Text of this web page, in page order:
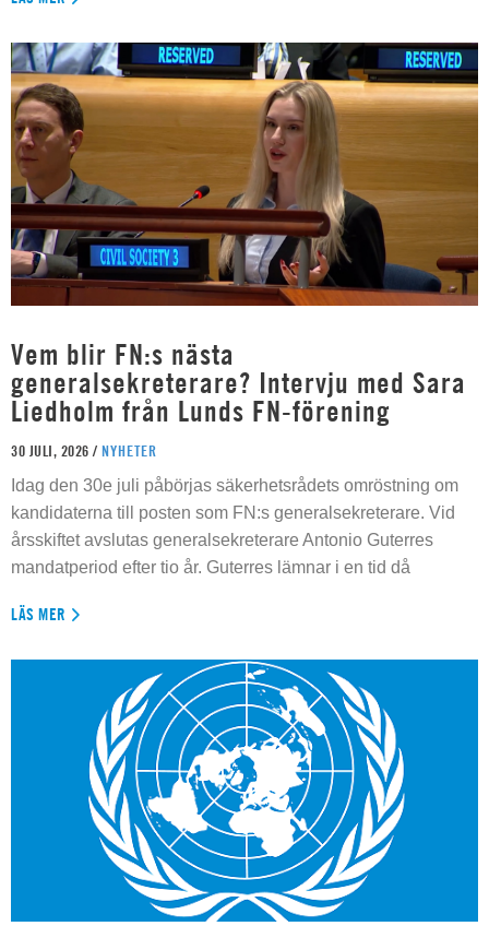
Vem blir FN:s nästa
generalsekreterare? Intervju med Sara
Liedholm från Lunds FN-förening
30 JULI, 2026 / NYHETER
Idag den 30e juli påbörjas säkerhetsrådets omröstning om
kandidaterna till posten som FN:s generalsekreterare. Vid
årsskiftet avslutas generalsekreterare Antonio Guterres
mandatperiod efter tio år. Guterres lämnar i en tid då
LÄS MER